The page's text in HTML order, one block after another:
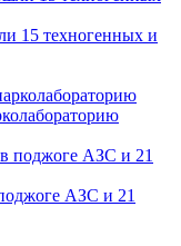
15 техногенных и
АЗС и 21